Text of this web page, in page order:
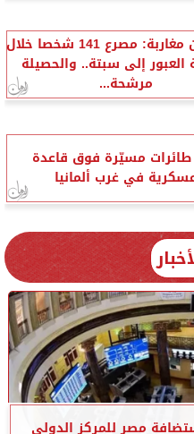
حقوقيون مغاربة: مصرع 141 شخصا خلال
العبور إلى سبتة.. والحصيلة
مرشحة...
مسيّرة فوق قاعدة
في غرب ألمانيا
مصر للمركز الدولي